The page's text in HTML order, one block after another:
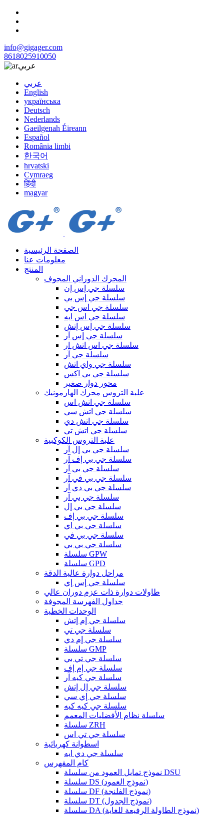
info@gigager.com
8618025910050
عربي
عربي
English
українська
Deutsch
Nederlands
Gaeilgenah Éireann
Español
România limbi
한국어
hrvatski
Cymraeg
हिंदी
magyar
الصفحة الرئيسية
معلومات عنا
المنتج
المحرك الدوراني المجوف
سلسلة جي إس إن
سلسلة جي إس بي
سلسلة جي اس جي
سلسلة جي اس ايه
سلسلة جي إس إتش
سلسلة جي إس آر
سلسلة جي اس اتش ار
سلسلة جي آر
سلسلة جي واي اتش
سلسلة جي بي اكس
محور دوار صغير
علبة التروس محرك الهارمونيك
سلسلة جي اتش اس
سلسلة جي اتش سي
سلسلة جي اتش دي
سلسلة جي اتش تي
علبة التروس الكوكبية
سلسلة جي بي إل آر
سلسلة جي بي إف آر
سلسلة جي بي آر
سلسلة جي بي في آر
سلسلة جي بي دي آر
سلسلة جي بي آر
سلسلة جي بي إل
سلسلة جي بي إف
سلسلة جي بي اي
سلسلة جي بي في
سلسلة جي بي بي
سلسلة GPW
سلسلة GPD
مراحل دوارة عالية الدقة
سلسلة جي إس إي
طاولات دوارة ذات عزم دوران عالي
جداول الفهرسة المجوفة
الوحدات الخطية
سلسلة جي إم إتش
سلسلة جي تي
سلسلة جي إم دي
سلسلة GMP
سلسلة جي تي بي
سلسلة جي إم إف
سلسلة جي كيه آر
سلسلة جي إل إتش
سلسلة جي إي سي
سلسلة جي كيه كيه
سلسلة نظام الأفضليات المعمم
سلسلة ZRH
سلسلة جي تي اس
اسطوانة كهربائية
سلسلة جي دي ايه
كام المفهرس
نموذج تمايل العمود من سلسلة DSU
سلسلة DS (نموذج العمود)
سلسلة DF (نموذج الفلنجة)
سلسلة DT (نموذج الجدول)
سلسلة DA (نموذج الطاولة الرفيعة للغاية)